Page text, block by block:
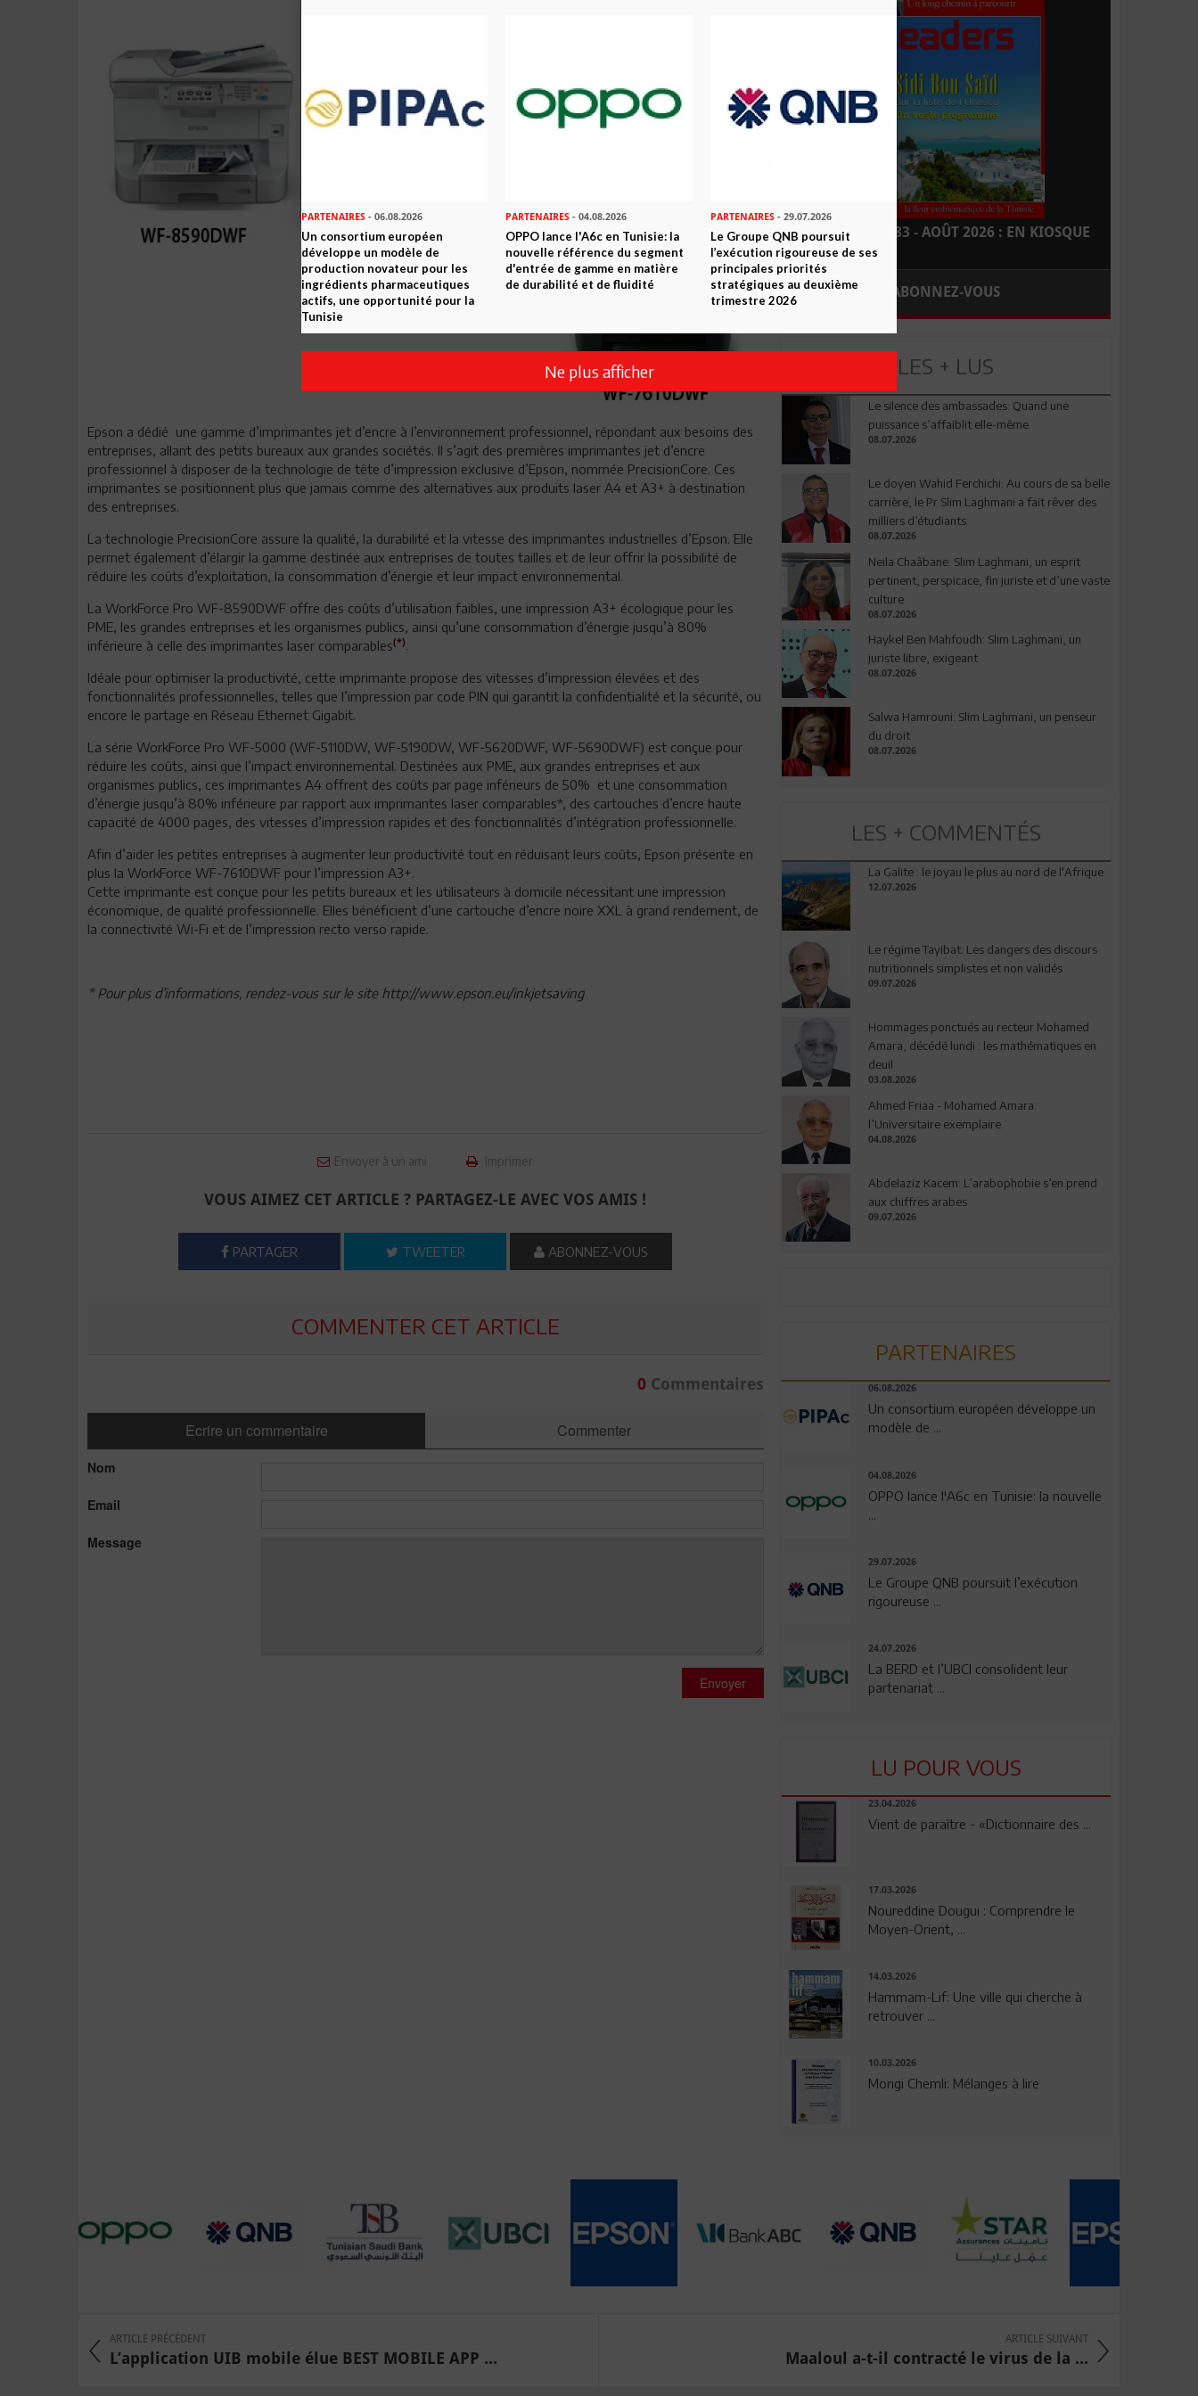
Epson a dédié une gamme d’imprimantes jet d’encre à l’environnement professionnel, répondant aux besoins des
entreprises, allant des petits bureaux aux grandes sociétés. Il s’agit des premières imprimantes jet d’encre
professionnel à disposer de la technologie de tête d’impression exclusive d’Epson, nommée PrecisionCore. Ces
imprimantes se positionnent plus que jamais comme des alternatives aux produits laser A4 et A3+ à destination
des entreprises.
La technologie PrecisionCore assure la qualité, la durabilité et la vitesse des imprimantes industrielles d’Epson. Elle
permet également d’élargir la gamme destinée aux entreprises de toutes tailles et de leur offrir la possibilité de
réduire les coûts d’exploitation, la consommation d’énergie et leur impact environnemental.
La WorkForce Pro WF-8590DWF offre des coûts d’utilisation faibles, une impression A3+ écologique pour les
PME, les grandes entreprises et les organismes publics, ainsi qu’une consommation d’énergie jusqu’à 80%
inférieure à celle des imprimantes laser comparables(*).
Idéale pour optimiser la productivité, cette imprimante propose des vitesses d’impression élevées et des
fonctionnalités professionnelles, telles que l’impression par code PIN qui garantit la confidentialité et la sécurité, ou
encore le partage en Réseau Ethernet Gigabit.
La série WorkForce Pro WF-5000 (WF-5110DW, WF-5190DW, WF-5620DWF, WF-5690DWF) est conçue pour
réduire les coûts, ainsi que l’impact environnemental. Destinées aux PME, aux grandes entreprises et aux
organismes publics, ces imprimantes A4 offrent des coûts par page inférieurs de 50% et une consommation
d’énergie jusqu’à 80% inférieure par rapport aux imprimantes laser comparables*, des cartouches d’encre haute
capacité de 4000 pages, des vitesses d’impression rapides et des fonctionnalités d’intégration professionnelle.
Afin d’aider les petites entreprises à augmenter leur productivité tout en réduisant leurs coûts, Epson présente en
plus la WorkForce WF-7610DWF pour l’impression A3+.
Cette imprimante est conçue pour les petits bureaux et les utilisateurs à domicile nécessitant une impression
économique, de qualité professionnelle. Elles bénéficient d’une cartouche d’encre noire XXL à grand rendement, de
la connectivité Wi-Fi et de l’impression recto verso rapide.
* Pour plus d’informations, rendez-vous sur le site http://www.epson.eu/inkjetsaving
Envoyer à un ami Imprimer
VOUS AIMEZ CET ARTICLE ? PARTAGEZ-LE AVEC VOS AMIS !
PARTAGER TWEETER ABONNEZ-VOUS
COMMENTER CET ARTICLE
0Commentaires
Ecrire un commentaire Commenter
Nom
Email
Message
Envoyer
LEADERS N° 183 - AOÛT 2026 : EN KIOSQUE
ABONNEZ-VOUS
LES + LUS
Le silence des ambassades: Quand une
puissance s’affaiblit elle-même
08.07.2026
Le doyen Wahid Ferchichi: Au cours de sa belle
carrière, le Pr Slim Laghmani a fait rêver des
milliers d’étudiants
08.07.2026
Neila Chaâbane: Slim Laghmani, un esprit
pertinent, perspicace, fin juriste et d’une vaste
culture
08.07.2026
Haykel Ben Mahfoudh: Slim Laghmani, un
juriste libre, exigeant
08.07.2026
Salwa Hamrouni: Slim Laghmani, un penseur
du droit
08.07.2026
LES + COMMENTÉS
La Galite : le joyau le plus au nord de l'Afrique
12.07.2026
Le régime Tayibat: Les dangers des discours
nutritionnels simplistes et non validés
09.07.2026
Hommages ponctués au recteur Mohamed
Amara, décédé lundi : les mathématiques en
deuil
03.08.2026
Ahmed Friaa - Mohamed Amara:
l’Universitaire exemplaire
04.08.2026
Abdelaziz Kacem: L’arabophobie s’en prend
aux chiffres arabes
09.07.2026
PARTENAIRES
06.08.2026
Un consortium européen développe un
modèle de ...
04.08.2026
OPPO lance l'A6c en Tunisie: la nouvelle
29.07.2026
Le Groupe QNB poursuit l’exécution
rigoureuse ...
24.07.2026
La BERD et l’UBCI consolident leur
partenariat ...
LU POUR VOUS
23.04.2026
Vient de paraître - «Dictionnaire des ...
17.03.2026
Noureddine Dougui : Comprendre le
Moyen-Orient, ...
14.03.2026
Hammam-Lif: Une ville qui cherche à
retrouver ...
10.03.2026
Mongi Chemli: Mélanges à lire
ARTICLE PRÉCÉDENT
L’application UIB mobile élue BEST MOBILE APP ...
ARTICLE SUIVANT
Maaloul a-t-il contracté le virus de la ...
PARTENAIRES - 06.08.2026
Un consortium européen
développe un modèle de
production novateur pour les
ingrédients pharmaceutiques
actifs, une opportunité pour la
Tunisie
PARTENAIRES - 04.08.2026
OPPO lance l'A6c en Tunisie: la
nouvelle référence du segment
d'entrée de gamme en matière
de durabilité et de fluidité
PARTENAIRES- 29.07.2026
Le Groupe QNB poursuit
l’exécution rigoureuse de ses
principales priorités
stratégiques au deuxième
trimestre 2026
Ne plus afficher